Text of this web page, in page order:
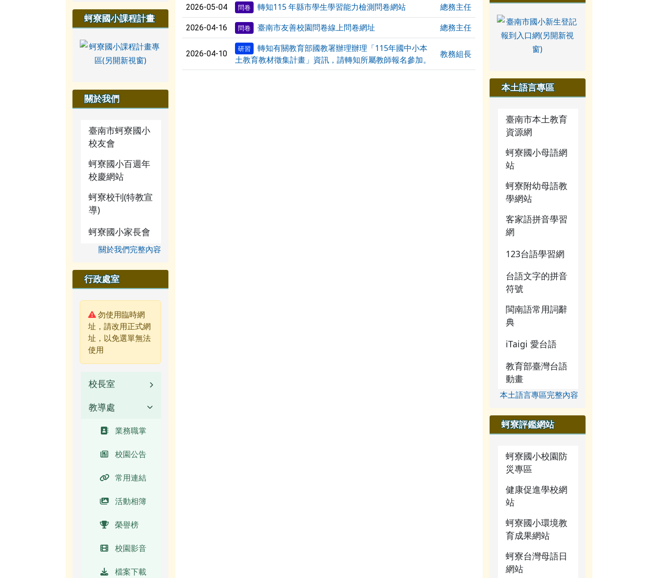
蚵寮國小課程計畫
關於我們
臺南市蚵寮國小
校友會
蚵寮國小百週年
校慶網站
蚵寮校刊(特教宣
導)
蚵寮國小家長會
關於我們完整內容
行政處室
警告:
勿使用臨時網
址，請改用正式網
址，以免選單無法
使用
校長室
校長簡介
窗)
教導處
業務職掌
校園公告
常用連結
活動相簿
榮譽榜
校園影音
檔案下載
2026-05-04 問卷 轉知115 年縣市學生學習能力檢測問卷網站 總務主任
2026-04-16 問卷 臺南市友善校園問卷線上問卷網址 總務主任
2026-04-10
研習
轉知有關教育部國教署辦理辦理「115年國中小本
土教育教材徵集計畫」資訊，請轉知所屬教師報名參加。
教務組長
本土語言專區
臺南市本土教育
資源網
蚵寮國小母語網
站
蚵寮附幼母語教
學網站
客家語拼音學習
網
123台語學習網
台語文字的拼音
符號
閩南語常用詞辭
典
iTaigi 愛台語
教育部臺灣台語
動畫
本土語言專區完整內容
蚵寮評鑑網站
蚵寮國小校園防
災專區
健康促進學校網
站
蚵寮國小環境教
育成果網站
蚵寮台灣母語日
網站